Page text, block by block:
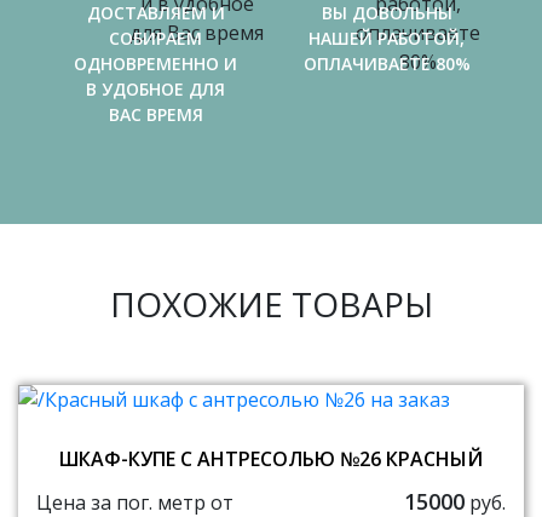
ДОСТАВЛЯЕМ И
СОБИРАЕМ
ОДНОВРЕМЕННО И
В УДОБНОЕ ДЛЯ
ВАС ВРЕМЯ
ВЫ ДОВОЛЬНЫ
НАШЕЙ РАБОТОЙ,
ОПЛАЧИВАЕТЕ 80%
ПОХОЖИЕ ТОВАРЫ
ШКАФ-КУПЕ С АНТРЕСОЛЬЮ №26 КРАСНЫЙ
Цена за пог. метр от
15000 руб.